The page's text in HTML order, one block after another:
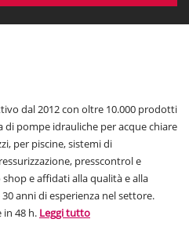
dal 2012 con oltre 10.000 prodotti
di pompe idrauliche per acque chiare
per piscine, sistemi di
presscontrol e
e affidati alla qualità e alla
anni di esperienza nel settore.
in 48 h. Leggi tutto